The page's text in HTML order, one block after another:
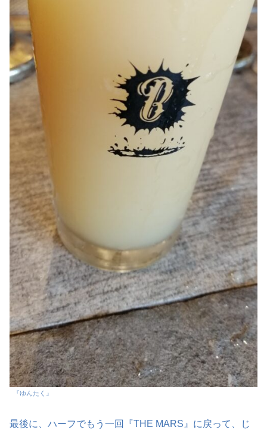
『ゆんたく』
最後に、ハーフでもう一回『THE MARS』に戻って、じ